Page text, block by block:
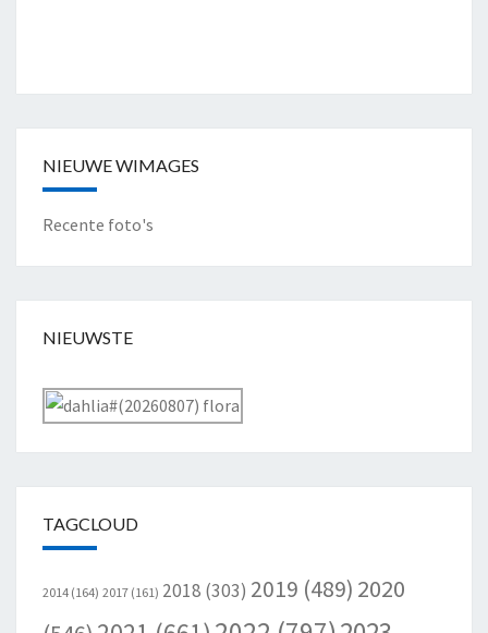
NIEUWE WIMAGES
Recente foto's
NIEUWSTE
TAGCLOUD
2014 (164) 2017 (161) 2018 (303) 2019 (489) 2020